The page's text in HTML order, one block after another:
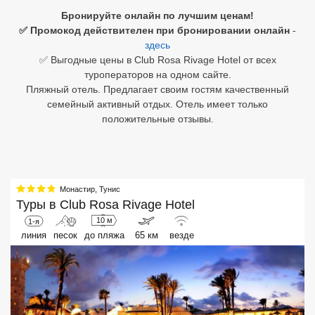
Бронируйте онлайн по лучшим ценам!
✅ Промокод действителен при бронировании онлайн -
здесь
✅ Выгодные цены в Club Rosa Rivage Hotel от всех
туроператоров на одном сайте.
Пляжный отель. Предлагает своим гостям качественный
семейный активный отдых. Отель имеет только
положительные отзывы.
Монастир Тунис
Туры в Club Rosa Rivage Hotel
1-я
линия песок
10 м
до пляжа 65 км везде
Египет
Северный Гоа
Южный Гоа
Занзибар
Абхазия
Большой Сочи